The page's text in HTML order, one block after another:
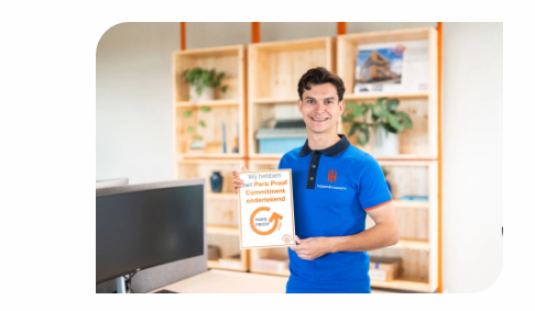
Bekijk
Hoppenbrouwers
behaalt
reductiedoelstellingen
2024